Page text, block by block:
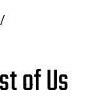
of Us